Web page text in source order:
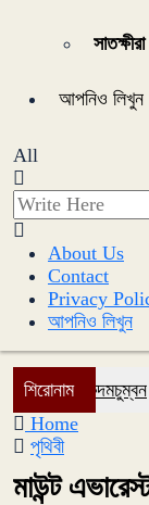
আপনিও লিখুন
All
About Us
Contact
Privacy
আপনিও লিখুন
শিরোনাম
কদমচুম্বন
Home
পৃথিবী
মাউন্ট